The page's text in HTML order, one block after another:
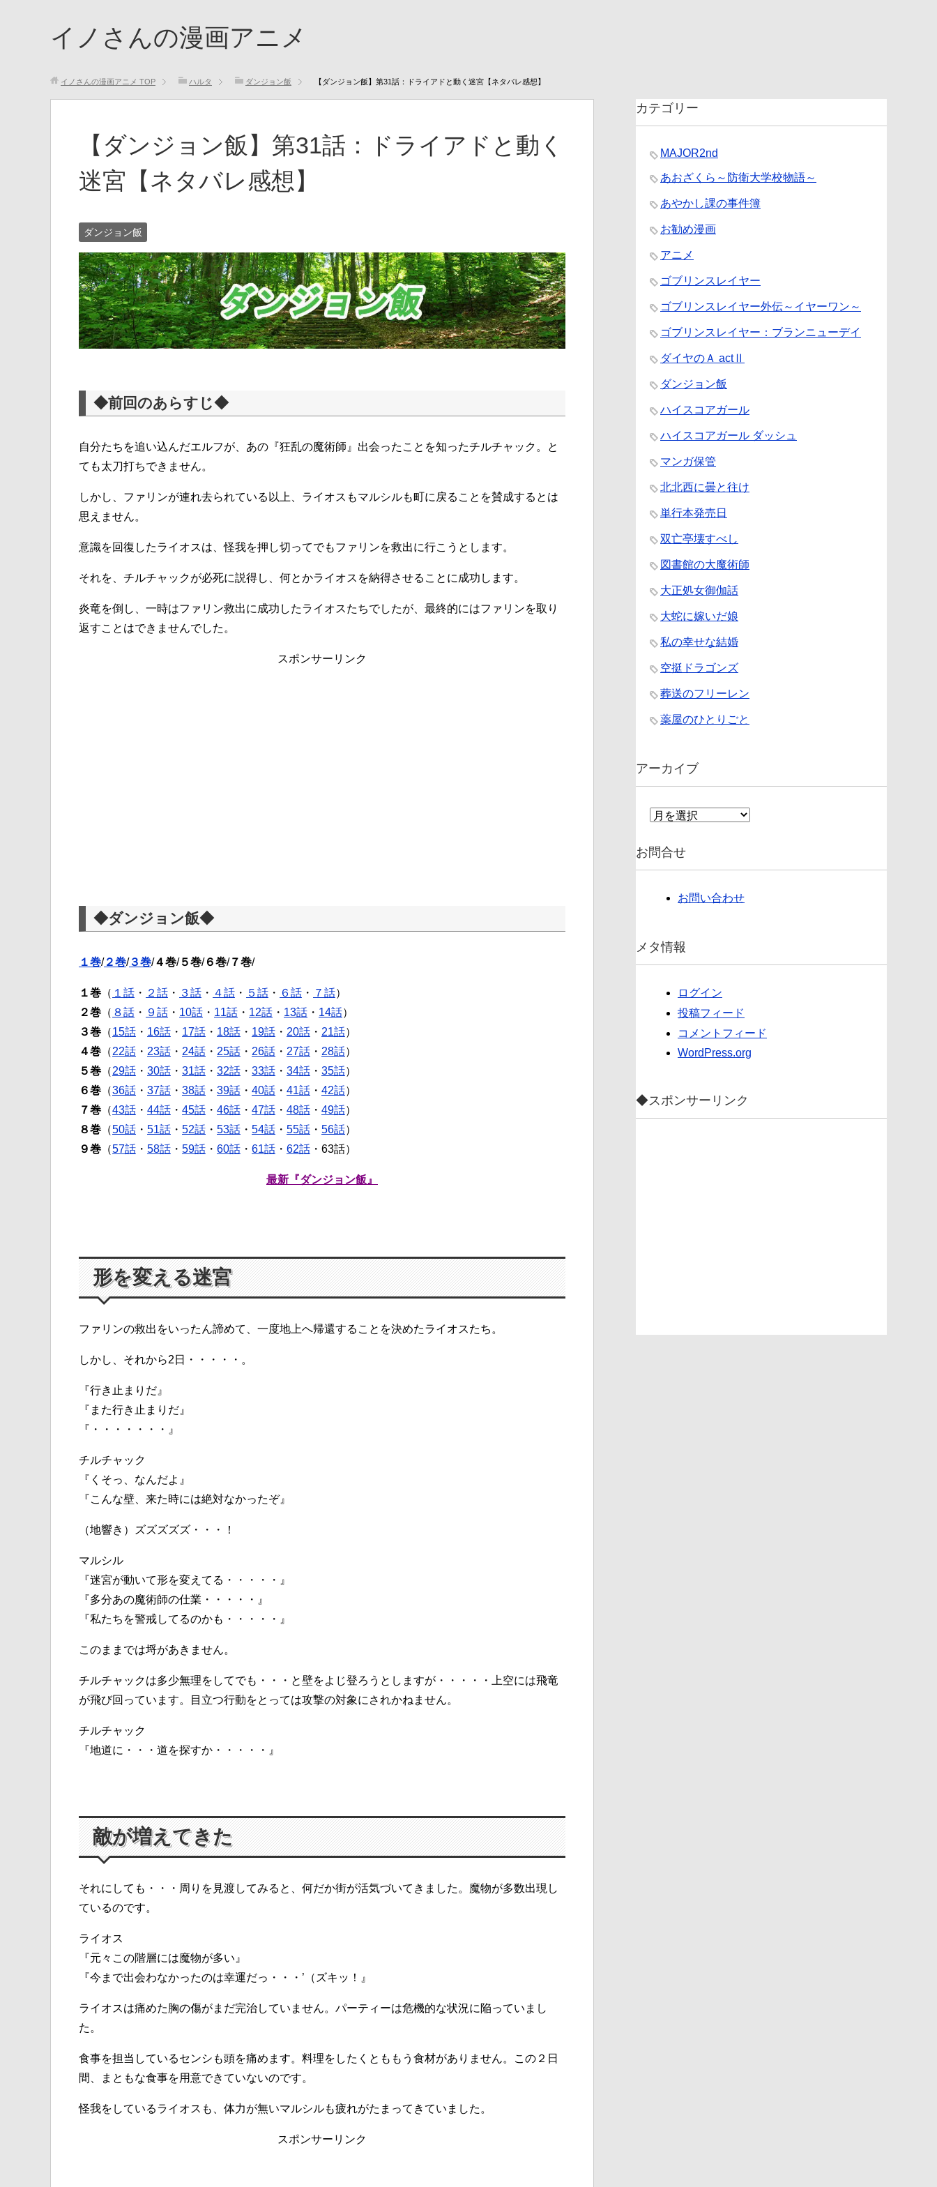
イノさんの漫画アニメ
イノさんの漫画アニメ TOP ハルタ ダンジョン飯 【ダンジョン飯】第31話：ドライアドと動く迷宮【ネタバレ感想】
【ダンジョン飯】第31話：ドライアドと動く
迷宮【ネタバレ感想】
ダンジョン飯
◆前回のあらすじ◆
自分たちを追い込んだエルフが、あの『狂乱の魔術師』出会ったことを知ったチルチャック。と
ても太刀打ちできません。
しかし、ファリンが連れ去られている以上、ライオスもマルシルも町に戻ることを賛成するとは
思えません。
意識を回復したライオスは、怪我を押し切ってでもファリンを救出に行こうとします。
それを、チルチャックが必死に説得し、何とかライオスを納得させることに成功します。
炎竜を倒し、一時はファリン救出に成功したライオスたちでしたが、最終的にはファリンを取り
返すことはできませんでした。
スポンサーリンク
◆ダンジョン飯◆
１巻/２巻/３巻/４巻/５巻/６巻/７巻/
１巻 （ １話 ・ ２話 ・ ３話 ・ ４話 ・ ５話 ・ ６話 ・ ７話）
２巻 （ ８話 ・ ９話 ・ 10話 ・ 11話 ・ 12話 ・ 13話 ・ 14話）
３巻 （15話 ・ 16話 ・ 17話 ・ 18話 ・ 19話 ・ 20話 ・ 21話）
４巻 （22話 ・ 23話 ・ 24話 ・ 25話 ・ 26話 ・ 27話 ・ 28話）
５巻 （29話 ・ 30話 ・ 31話 ・ 32話 ・ 33話 ・ 34話 ・ 35話）
６巻 （36話 ・ 37話 ・ 38話 ・ 39話 ・ 40話 ・ 41話 ・ 42話）
７巻 （43話 ・ 44話 ・ 45話 ・ 46話 ・ 47話 ・ 48話 ・ 49話）
８巻 （50話 ・ 51話 ・ 52話 ・ 53話 ・ 54話 ・ 55話 ・ 56話）
９巻 （57話 ・ 58話 ・ 59話 ・ 60話 ・ 61話 ・ 62話 ・63話）
最新『ダンジョン飯』
形を変える迷宮
ファリンの救出をいったん諦めて、一度地上へ帰還することを決めたライオスたち。
しかし、それから2日・・・・・。
『行き止まりだ』
『また行き止まりだ』
『・・・・・・・』
チルチャック
『くそっ、なんだよ』
『こんな壁、来た時には絶対なかったぞ』
（地響き）ズズズズズ・・・！
マルシル
『迷宮が動いて形を変えてる・・・・・』
『多分あの魔術師の仕業・・・・・』
『私たちを警戒してるのかも・・・・・』
このままでは埒があきません。
チルチャックは多少無理をしてでも・・・と壁をよじ登ろうとしますが・・・・・上空には飛竜
が飛び回っています。目立つ行動をとっては攻撃の対象にされかねません。
チルチャック
『地道に・・・道を探すか・・・・・』
敵が増えてきた
それにしても・・・周りを見渡してみると、何だか街が活気づいてきました。魔物が多数出現し
ているのです。
ライオス
『元々この階層には魔物が多い』
『今まで出会わなかったのは幸運だっ・・・’（ズキッ！』
ライオスは痛めた胸の傷がまだ完治していません。パーティーは危機的な状況に陥っていまし
た。
食事を担当しているセンシも頭を痛めます。料理をしたくとももう食材がありません。この２日
間、まともな食事を用意できていないのです。
怪我をしているライオスも、体力が無いマルシルも疲れがたまってきていました。
スポンサーリンク
カテゴリー
MAJOR2nd
あおざくら～防衛大学校物語～
あやかし課の事件簿
お勧め漫画
アニメ
ゴブリンスレイヤー
ゴブリンスレイヤー外伝～イヤーワン～
ゴブリンスレイヤー：ブランニューデイ
ダイヤのＡ actⅡ
ダンジョン飯
ハイスコアガール
ハイスコアガール ダッシュ
マンガ保管
北北西に曇と往け
単行本発売日
双亡亭壊すべし
図書館の大魔術師
大正処女御伽話
大蛇に嫁いだ娘
私の幸せな結婚
空挺ドラゴンズ
葬送のフリーレン
薬屋のひとりごと
アーカイブ
ア
イ
ブ
お問合せ
お問い合わせ
メタ情報
ログイン
投稿フィード
コメントフィード
WordPress.org
◆スポンサーリンク